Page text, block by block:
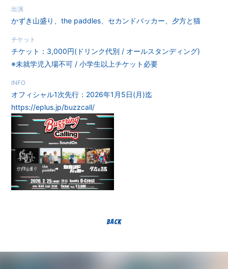
出演
かずき山盛り、the paddles、セカンドバッカー、夕方と猫
チケット
チケット：3,000円(ドリンク代別 / オールスタンディング)
※未就学児入場不可 / 小学生以上チケット必要
INFO
オフィシャル1次先行：2026年1月5日(月)迄
https://eplus.jp/buzzcall/
BACK